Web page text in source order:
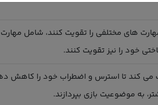
های مختلفی را تقویت کنند، شامل
خود را نیز تقویت کنند.
کند تا استرس و اضطراب خود را کاهش دهند.
به موضوعیت بازی بپردازند.